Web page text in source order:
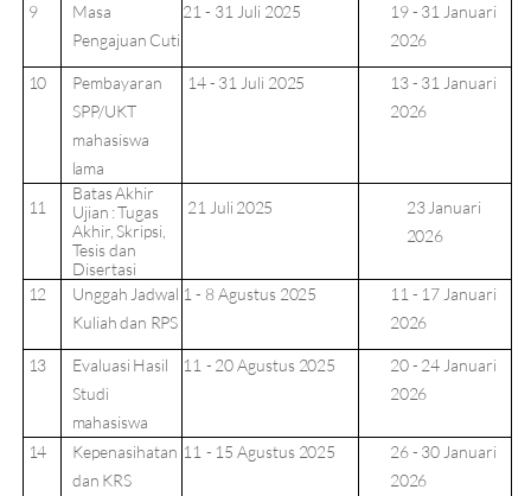
9
Masa
Pengajuan Cuti
21 - 31 Juli 2025 19- 31 Januari
2026
10
Pembayaran
SPP/UKT
mahasiswa
lama
14 - 31 Juli 2025 13- 31 Januari
2026
11
BatasAkhir
Ujian :Tugas
Akhir, Skripsi,
Tesis dan
Disertasi
21 Juli 2025 23 Januari
2026
12 Unggah Jadwal
Kuliahdan RPS
1 - 8Agustus 2025 11 - 17 Januari
2026
13 Evaluasi Hasil
Studi
mahasiswa
11 - 20Agustus 2025 20- 24 Januari
2026
14
Kepenasihatan
dan KRS
11 - 15 Agustus 2025 26- 30 Januari
2026